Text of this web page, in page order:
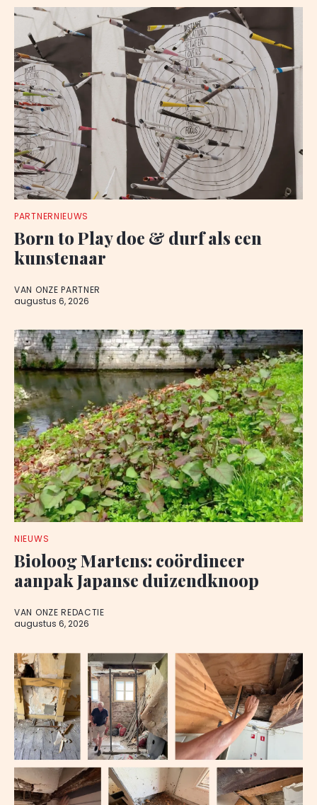
PARTNERNIEUWS
Born to Play doe & durf als een
kunstenaar
VAN ONZE PARTNER
augustus 6, 2026
NIEUWS
Bioloog Martens: coördineer
aanpak Japanse duizendknoop
VAN ONZE REDACTIE
augustus 6, 2026